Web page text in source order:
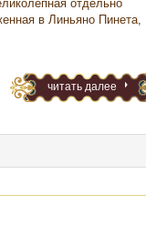
отдельно
в Линьяно Пинета,
читать далее